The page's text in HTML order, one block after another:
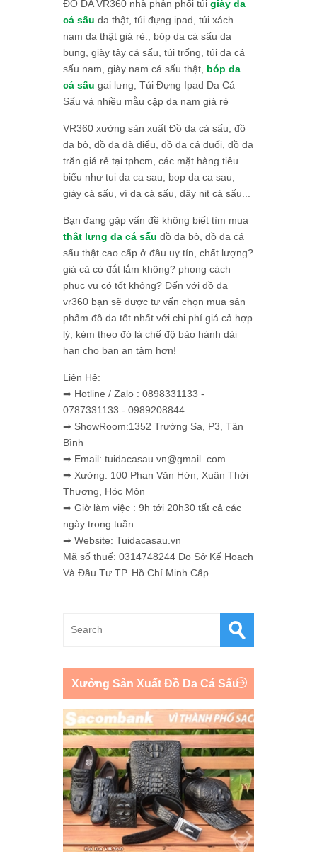
ĐỒ DA VR360 nhà phân phối túi giày da
cá sấu da thật, túi đựng ipad, túi xách
nam da thật giá rẻ., bóp da cá sấu da
bụng, giày tây cá sấu, túi trống, túi da cá
sấu nam, giày nam cá sấu thật, bóp da
cá sấu gai lưng, Túi Đựng Ipad Da Cá
Sấu và nhiều mẫu cặp da nam giá rẻ
VR360 xưởng sản xuất Đồ da cá sấu, đồ
da bò, đồ da đà điểu, đồ da cá đuối, đồ da
trăn giá rẻ tại tphcm, các mặt hàng tiêu
biểu như tui da ca sau, bop da ca sau,
giày cá sấu, ví da cá sấu, dây nịt cá sấu...
Bạn đang gặp vấn đề không biết tìm mua
thắt lưng da cá sấu đồ da bò, đồ da cá
sấu thật cao cấp ở đâu uy tín, chất lượng?
giá cả có đắt lắm không? phong cách
phục vụ có tốt không? Đến với đồ da
vr360 bạn sẽ được tư vấn chọn mua sản
phẩm đồ da tốt nhất với chi phí giá cả hợp
lý, kèm theo đó là chế độ bảo hành dài
hạn cho bạn an tâm hơn!
Liên Hệ:
➡ Hotline / Zalo : 0898331133 -
0787331133 - 0989208844
➡ ShowRoom:1352 Trường Sa, P3, Tân
Bình
➡ Email: tuidacasau.vn@gmail. com
➡ Xưởng: 100 Phan Văn Hớn, Xuân Thới
Thượng, Hóc Môn
➡ Giờ làm việc : 9h tới 20h30 tất cả các
ngày trong tuần
➡ Website: Tuidacasau.vn
Mã số thuế: 0314748244 Do Sở Kế Hoạch
Và Đầu Tư TP. Hồ Chí Minh Cấp
Xưởng Sản Xuất Đồ Da Cá Sấu